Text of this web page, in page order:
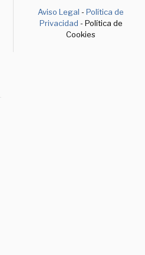
Aviso Legal -Política de
Privacidad - Política de
Cookies